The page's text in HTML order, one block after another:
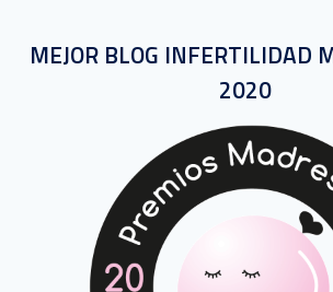
MEJOR BLOG INFERTILIDAD
2020